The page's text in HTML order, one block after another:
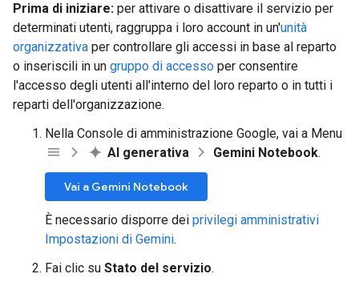
Prima di iniziare: per attivare o disattivare il servizio per
determinati utenti, raggruppa i loro account in un'unità
organizzativa per controllare gli accessi in base al reparto
o inseriscili in un gruppo di accesso per consentire
l'accesso degli utenti all'interno del loro reparto o in tutti i
reparti dell'organizzazione.
Nella Console di amministrazione Google, vai a Menu
AI generativa
Gemini Notebook.
Vai a Gemini Notebook
È necessario disporre dei privilegi amministrativi
Impostazioni di Gemini.
Fai clic su Stato del servizio.